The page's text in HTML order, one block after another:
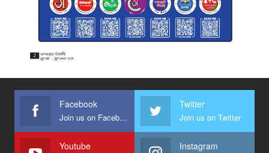
Facebook
Join us on Facebook
Twitter
Join us on Twitter
Youtube Instagram